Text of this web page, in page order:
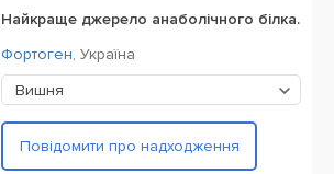
Найкраще джерело анаболічного білка.
Фортоген, Україна
Вишня
Повідомити про надходження